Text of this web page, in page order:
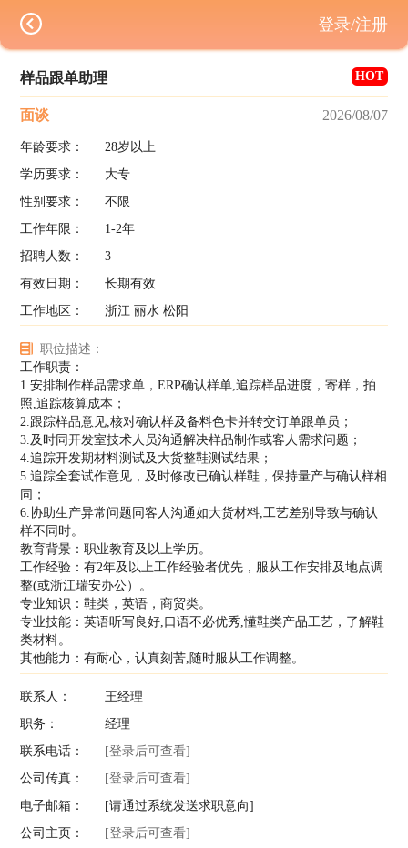
样品跟单助理 HOT
面谈 2026/08/07
年龄要求：
28岁以上
学历要求：
大专
性别要求：
不限
工作年限：
1-2年
招聘人数：
3
有效日期：
长期有效
工作地区：
浙江 丽水 松阳
职位描述：
工作职责：
1.安排制作样品需求单，ERP确认样单,追踪样品进度，寄样，拍
照,追踪核算成本；
2.跟踪样品意见,核对确认样及备料色卡并转交订单跟单员；
3.及时同开发室技术人员沟通解决样品制作或客人需求问题；
4.追踪开发期材料测试及大货整鞋测试结果；
5.追踪全套试作意见，及时修改已确认样鞋，保持量产与确认样相
同；
6.协助生产异常问题同客人沟通如大货材料,工艺差别导致与确认
样不同时。
教育背景：职业教育及以上学历。
工作经验：有2年及以上工作经验者优先，服从工作安排及地点调
整(或浙江瑞安办公）。
专业知识：鞋类，英语，商贸类。
专业技能：英语听写良好,口语不必优秀,懂鞋类产品工艺，了解鞋
类材料。
其他能力：有耐心，认真刻苦,随时服从工作调整。
联系人：
王经理
职务：
经理
联系电话：
[登录后可查看]
公司传真：
[登录后可查看]
电子邮箱：
[请通过系统发送求职意向]
公司主页：
[登录后可查看]
登录/注册